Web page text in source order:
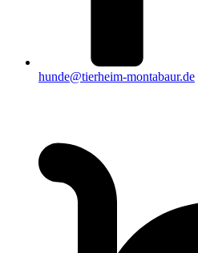
hunde@tierheim-montabaur.de